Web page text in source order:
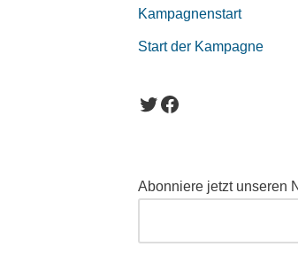
Kampagnenstart
Start der Kampagne
Abonniere jetzt unseren